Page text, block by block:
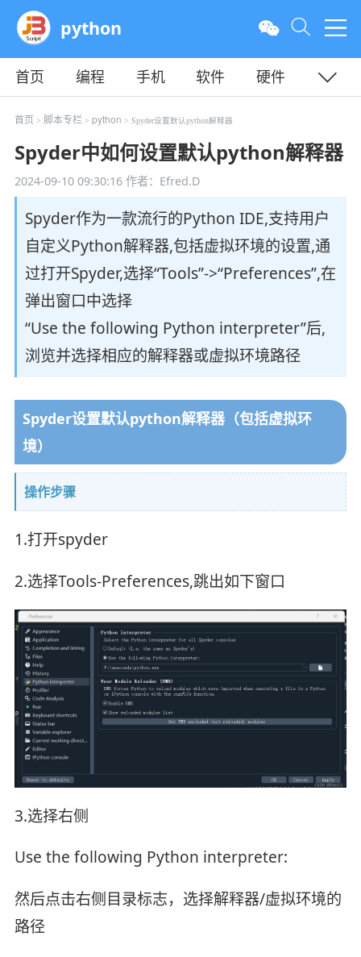
python
首页 编程 手机 软件
硬件
教程
平面 服务器
首页 > 脚本专栏> python > Spyder设置默认python解释器
Spyder中如何设置默认python解释器
2024-09-10 09:30:16作者：Efred.D
Spyder作为一款流行的Python IDE,支持用户
自定义Python解释器,包括虚拟环境的设置,通
过打开Spyder,选择“Tools”->“Preferences”,在
弹出窗口中选择
“Use the following Python interpreter”后,
浏览并选择相应的解释器或虚拟环境路径
Spyder设置默认python解释器（包括虚拟环
境）
操作步骤
1.打开spyder
2.选择Tools-Preferences,跳出如下窗口
3.选择右侧
Use the following Python interpreter:
然后点击右侧目录标志，选择解释器/虚拟环境的
路径